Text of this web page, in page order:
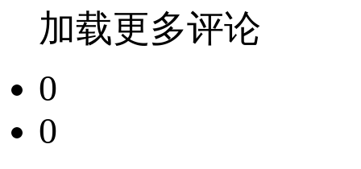
加载更多评论
0
0